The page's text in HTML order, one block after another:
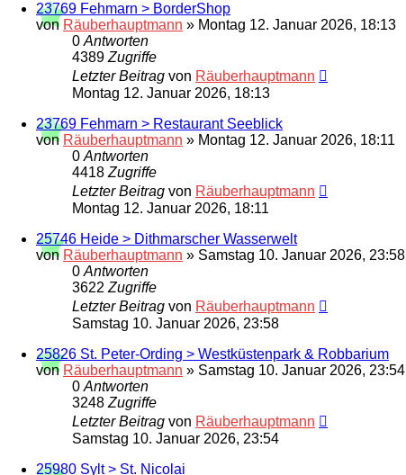
23769 Fehmarn > BorderShop
von Räuberhauptmann » Montag 12. Januar 2026, 18:13
0 Antworten
4389 Zugriffe
Letzter Beitrag von Räuberhauptmann
Montag 12. Januar 2026, 18:13
23769 Fehmarn > Restaurant Seeblick
von Räuberhauptmann » Montag 12. Januar 2026, 18:11
0 Antworten
4418 Zugriffe
Letzter Beitrag von Räuberhauptmann
Montag 12. Januar 2026, 18:11
25746 Heide > Dithmarscher Wasserwelt
von Räuberhauptmann » Samstag 10. Januar 2026, 23:58
0 Antworten
3622 Zugriffe
Letzter Beitrag von Räuberhauptmann
Samstag 10. Januar 2026, 23:58
25826 St. Peter-Ording > Westküstenpark & Robbarium
von Räuberhauptmann » Samstag 10. Januar 2026, 23:54
0 Antworten
3248 Zugriffe
Letzter Beitrag von Räuberhauptmann
Samstag 10. Januar 2026, 23:54
25980 Sylt > St. Nicolai